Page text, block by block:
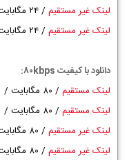
لینک غیر مستقیم/ 24 مگابایت
لینک غیر مستقیم/ 24 مگابایت
دانلود با کیفیت 80kbps:
لینک مستقیم/ 80 مگابایت /
لینک مستقیم/ 80 مگابایت /
لینک غیر مستقیم/ 80 مگابایت
لینکغیر مستقیم/ 80 مگابایت